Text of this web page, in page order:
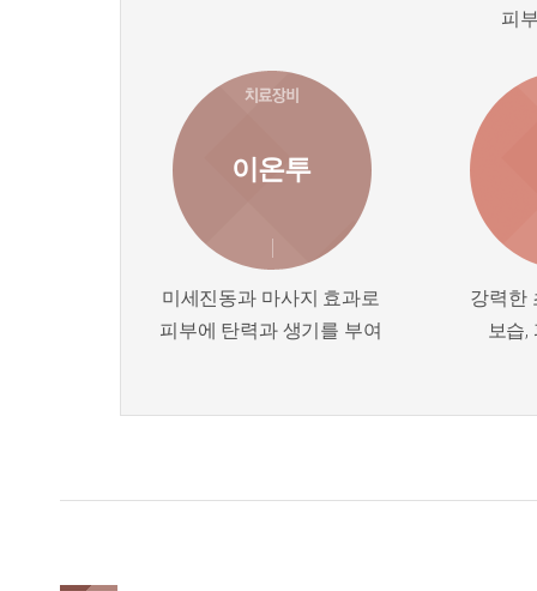
피
이온투
미세진동과 마사지 효과로
피부에 탄력과 생기를 부여
강력한
보습,